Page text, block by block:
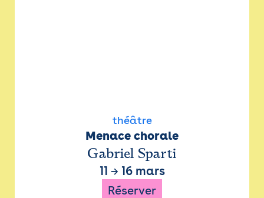
théâtre
Menace chorale
Gabriel Sparti
11 → 16 mars
Réserver